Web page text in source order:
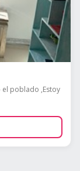
poblado ,Estoy